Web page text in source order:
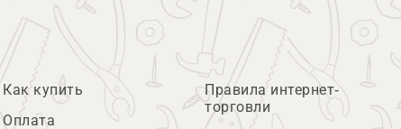
Как купить
Оплата
Правила интернет-
торговли